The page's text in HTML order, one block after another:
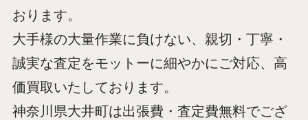
おります。
大手様の大量作業に負けない、親切・丁寧・
誠実な査定をモットーに細やかにご対応、高
価買取いたしております。
神奈川県大井町は出張費・査定費無料でござ